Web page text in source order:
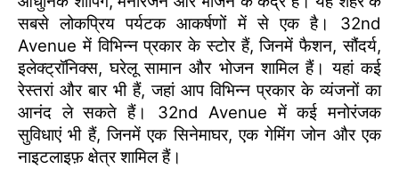
सबसे लोकप्रिय पर्यटक आकर्षणों में से एक है। 32nd
Avenue में विभिन्न प्रकार के स्टोर हैं, जिनमें फैशन, सौंदर्य,
इलेक्ट्रॉनिक्स, घरेलू सामान और भोजन शामिल हैं। यहां कई
रेस्तरां और बार भी हैं, जहां आप विभिन्न प्रकार के व्यंजनों का
आनंद ले सकते हैं। 32nd Avenue में कई मनोरंजक
सुविधाएं भी हैं, जिनमें एक सिनेमाघर, एक गेमिंग जोन और एक
नाइटलाइफ़ क्षेत्र शामिल हैं।